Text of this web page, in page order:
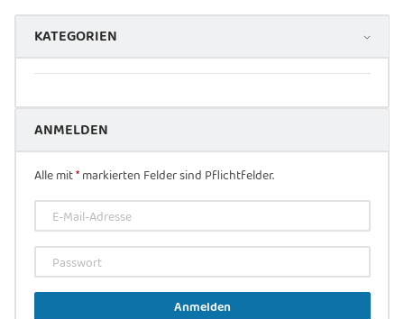
KATEGORIEN
ANMELDEN
Alle mit*markierten Felder sind Pflichtfelder.
E-Mail-Adresse
Passwort
Anmelden